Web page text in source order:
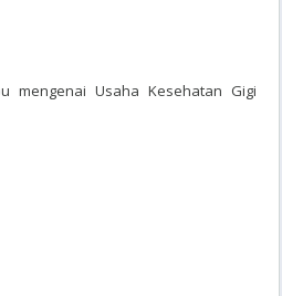
mengenai Usaha Kesehatan Gigi